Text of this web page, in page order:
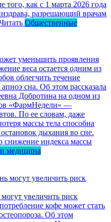
того, как с 1 марта 2026 года
разрешающий врачам
Общественные
уменьшить проявления
веса остается одним из
облегчить течение
сна. Об этом рассказала
Добротина на одном из
«ФармНедели» —
По ее словам, даже
массы тела способна
дыхания во сне.
снижение индекса массы
медицина
увеличить риск
кофе может стать
Об этом